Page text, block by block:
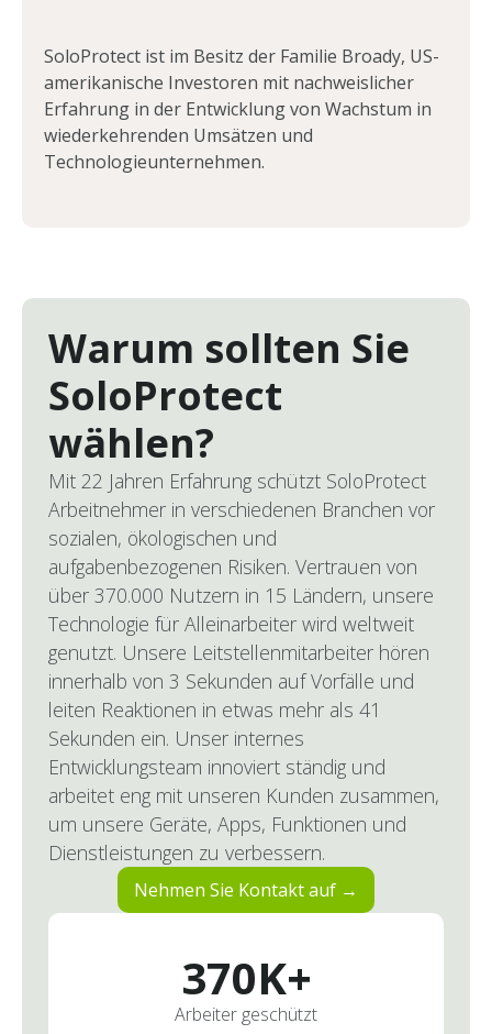
SoloProtect ist im Besitz der Familie Broady, US-
amerikanische Investoren mit nachweislicher
Erfahrung in der Entwicklung von Wachstum in
wiederkehrenden Umsätzen und
Technologieunternehmen.
Warum sollten Sie
SoloProtect
wählen?
Mit 22 Jahren Erfahrung schützt SoloProtect
Arbeitnehmer in verschiedenen Branchen vor
sozialen, ökologischen und
aufgabenbezogenen Risiken. Vertrauen von
über 370.000 Nutzern in 15 Ländern, unsere
Technologie für Alleinarbeiter wird weltweit
genutzt. Unsere Leitstellenmitarbeiter hören
innerhalb von 3 Sekunden auf Vorfälle und
leiten Reaktionen in etwas mehr als 41
Sekunden ein. Unser internes
Entwicklungsteam innoviert ständig und
arbeitet eng mit unseren Kunden zusammen,
um unsere Geräte, Apps, Funktionen und
Dienstleistungen zu verbessern.
Nehmen Sie Kontakt auf →
370K+
Arbeiter geschützt